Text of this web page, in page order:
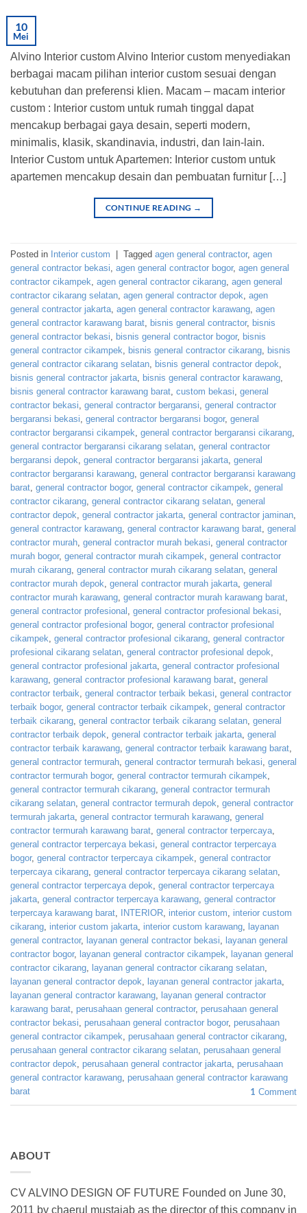
10
Mei
Alvino Interior custom Alvino Interior custom menyediakan
berbagai macam pilihan interior custom sesuai dengan
kebutuhan dan preferensi klien. Macam – macam interior
custom : Interior custom untuk rumah tinggal dapat
mencakup berbagai gaya desain, seperti modern,
minimalis, klasik, skandinavia, industri, dan lain-lain.
Interior Custom untuk Apartemen: Interior custom untuk
apartemen mencakup desain dan pembuatan furnitur […]
CONTINUE READING →
Posted in Interior custom Tagged agen general contractor, agen
general contractor bekasi, agen general contractor bogor, agen general
contractor cikampek, agen general contractor cikarang, agen general
contractor cikarang selatan, agen general contractor depok, agen
general contractor jakarta, agen general contractor karawang, agen
general contractor karawang barat, bisnis general contractor, bisnis
general contractor bekasi, bisnis general contractor bogor, bisnis
general contractor cikampek, bisnis general contractor cikarang, bisnis
general contractor cikarang selatan, bisnis general contractor depok,
bisnis general contractor jakarta, bisnis general contractor karawang,
bisnis general contractor karawang barat, custom bekasi, general
contractor bekasi, general contractor bergaransi, general contractor
bergaransi bekasi, general contractor bergaransi bogor, general
contractor bergaransi cikampek, general contractor bergaransi cikarang,
general contractor bergaransi cikarang selatan, general contractor
bergaransi depok, general contractor bergaransi jakarta, general
contractor bergaransi karawang, general contractor bergaransi karawang
barat, general contractor bogor, general contractor cikampek, general
contractor cikarang, general contractor cikarang selatan, general
contractor depok, general contractor jakarta, general contractor jaminan,
general contractor karawang, general contractor karawang barat, general
contractor murah, general contractor murah bekasi, general contractor
murah bogor, general contractor murah cikampek, general contractor
murah cikarang, general contractor murah cikarang selatan, general
contractor murah depok, general contractor murah jakarta, general
contractor murah karawang, general contractor murah karawang barat,
general contractor profesional , general contractor profesional bekasi,
general contractor profesional bogor, general contractor profesional
cikampek, general contractor profesional cikarang, general contractor
profesional cikarang selatan, general contractor profesional depok,
general contractor profesional jakarta, general contractor profesional
karawang, general contractor profesional karawang barat, general
contractor terbaik, general contractor terbaik bekasi, general contractor
terbaik bogor, general contractor terbaik cikampek, general contractor
terbaik cikarang, general contractor terbaik cikarang selatan, general
contractor terbaik depok, general contractor terbaik jakarta, general
contractor terbaik karawang, general contractor terbaik karawang barat,
general contractor termurah, general contractor termurah bekasi, general
contractor termurah bogor, general contractor termurah cikampek,
general contractor termurah cikarang, general contractor termurah
cikarang selatan, general contractor termurah depok, general contractor
termurah jakarta, general contractor termurah karawang, general
contractor termurah karawang barat, general contractor terpercaya,
general contractor terpercaya bekasi, general contractor terpercaya
bogor, general contractor terpercaya cikampek, general contractor
terpercaya cikarang, general contractor terpercaya cikarang selatan,
general contractor terpercaya depok, general contractor terpercaya
jakarta, general contractor terpercaya karawang, general contractor
terpercaya karawang barat, INTERIOR, interior custom, interior custom
cikarang, interior custom jakarta, interior custom karawang, layanan
general contractor, layanan general contractor bekasi, layanan general
contractor bogor, layanan general contractor cikampek, layanan general
contractor cikarang, layanan general contractor cikarang selatan,
layanan general contractor depok, layanan general contractor jakarta,
layanan general contractor karawang, layanan general contractor
karawang barat, perusahaan general contractor, perusahaan general
contractor bekasi, perusahaan general contractor bogor, perusahaan
general contractor cikampek, perusahaan general contractor cikarang,
perusahaan general contractor cikarang selatan, perusahaan general
contractor depok, perusahaan general contractor jakarta, perusahaan
general contractor karawang, perusahaan general contractor karawang
barat
1 Comment
ABOUT
CV ALVINO DESIGN OF FUTURE Founded on June 30,
2011 by chaerul mustajab as the director of this company in